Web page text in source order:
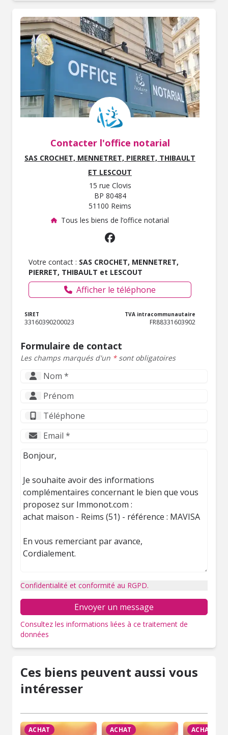
Contacter l'office notarial
SAS CROCHET, MENNETRET, PIERRET, THIBAULT
ET LESCOUT
15 rue Clovis
BP 80484
51100 Reims
Tous les biens de l’office notarial
Votre contact : SAS CROCHET, MENNETRET,
PIERRET, THIBAULT et LESCOUT
Afficher le téléphone
SIRET
33160390200023
TVA intracommunautaire
FR88331603902
Formulaire de contact
Les champs marqués d'un *sont obligatoires
Confidentialité et conformité au RGPD.
Envoyer un message
Consultez les informations liées à ce traitement de
données
Ces biens peuvent aussi vous
intéresser
ACHAT ACHAT ACHAT